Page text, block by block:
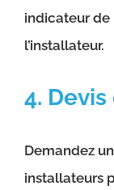
indicateur de
l’installateur.
4.
Demandez
installateurs